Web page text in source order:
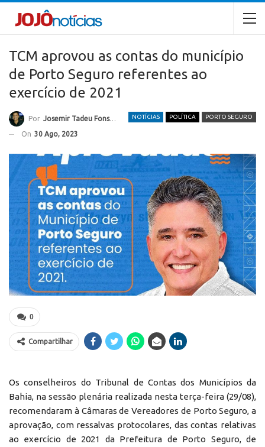
TCM aprovou as contas do município
de Porto Seguro referentes ao
exercício de 2021
NOTÍCIAS POLÍTICA PORTO SEGURO
Por Josemir Tadeu Fonseca
On 30 Ago, 2023
0
Compartilhar
Os conselheiros do Tribunal de Contas dos Municípios da
Bahia, na sessão plenária realizada nesta terça-feira (29/08),
recomendaram à Câmaras de Vereadores de Porto Seguro, a
aprovação, com ressalvas protocolares, das contas relativas
ao exercício de 2021 da Prefeitura de Porto Seguro, de